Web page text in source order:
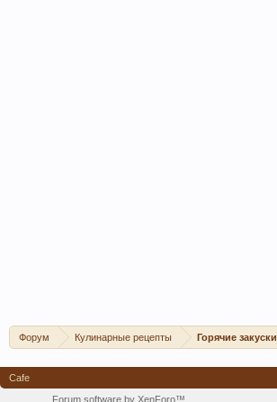
Форум Кулинарные рецепты Горячие закуски
Cafe
Forum software by XenForo™